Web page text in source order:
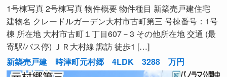
1号棟写真 2号棟写真 物件概要 物件種目 新築売戸建住宅
建物名 クレードルガーデン大村市古町第三 号棟番号：1号
棟 所在地 大村市古町１丁目607－3 その他所在地 交通 (最
寄駅/バス停) ＪＲ大村線 諏訪 徒歩1 […]
新築売戸建 時津町元村郷 4LDK 3288 万円